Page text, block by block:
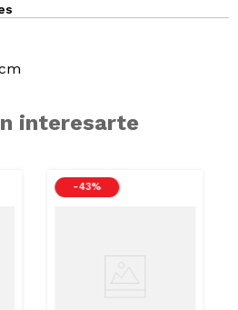
interesarte
-43 %